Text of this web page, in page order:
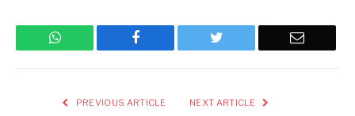
WhatsApp Facebook Twitter Email
PREVIOUS ARTICLE NEXT ARTICLE